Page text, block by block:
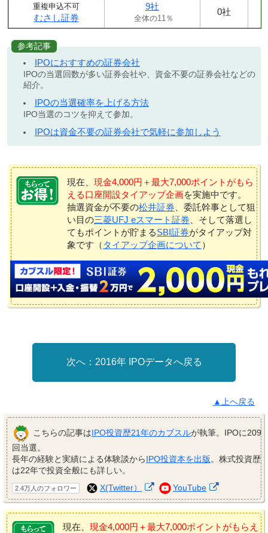
重複申込不可
むさし証券
9社
全体の11％
0社
参考記事
IPOにおすすめの証券会社
IPOの当選回数が多い証券会社や、資金不要の証券会社などの
紹介。
IPOの当選確率を上げる方法
IPO当選のコツを抑えて参加。
IPOは資金不要の証券会社で気軽に参加しよう
現在、 現金4,000円＋最大7,000ポイントがもら
える口座開設タイアップ企画を実施中です。
抽選資金が不要の松井証券 、委託幹事として狙
い目の三菱UFJ eスマート証券 、そして落選し
てもポイントが貯まるSBI証券がタイアップ対
象です（ タイアップ企画について ）
2016年 IPOデータへ戻る
▲上へ戻る
こちらの記事はIPO投資歴21年のカブスルが執筆。IPOに209
回当選。
長年の経験と実績による体験談からIPO投資本を出版。株式投資歴
は22年で投資全般にも詳しい。
2.4万人のフォロワー X(Twitter） YouTube
現在、 現金4,000円＋最大7,000ポイントがもらえ